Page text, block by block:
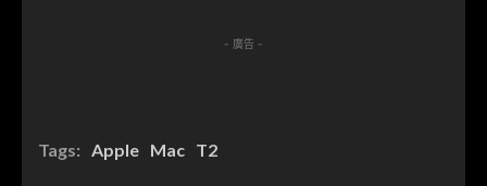
- 廣告 -
Tags: Apple Mac T2